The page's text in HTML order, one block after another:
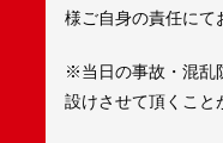
様ご自身の責任にて
※当日の事故・混乱
設けさせて頂くこと